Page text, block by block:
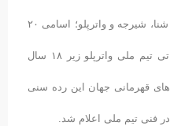
به گزارش روابط عمومی فدراسیون شنا، شیرجه و واترپلو؛ اسامی ۲۰
بازیکن جهت حضور در اردوی تدارکاتی تیم ملی واترپلو زیر ۱۸ سال
قهرمانی جهان این رده سنی
فنی تیم ملی اعلام شد.